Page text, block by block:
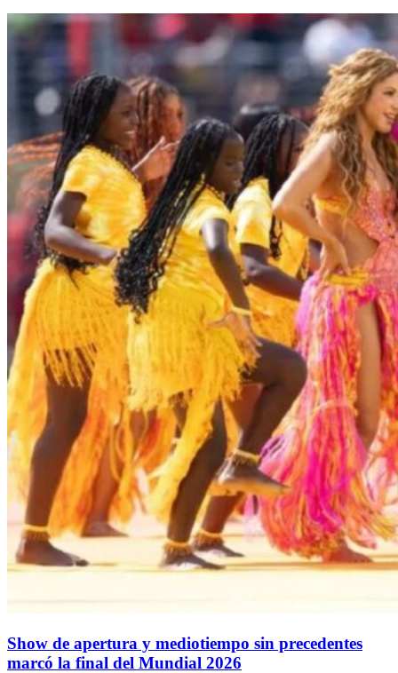
Show de apertura y mediotiempo sin precedentes
marcó la final del Mundial 2026